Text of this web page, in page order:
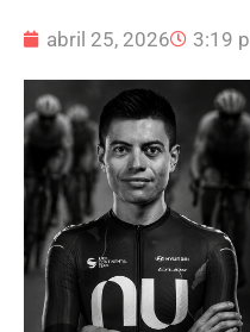
abril 25, 2026 3:19